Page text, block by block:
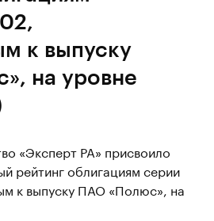
к выпуску
на уровне
«Эксперт РА» присвоило
рейтинг облигациям серии
к выпуску ПАО «Полюс», на